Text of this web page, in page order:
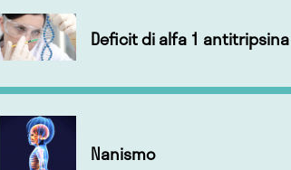
Deficit di alfa 1 antitripsina
Nanismo